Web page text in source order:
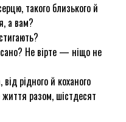
такого близького й
а вам?
Не вірте — ніщо не
рідного й коханого
разом, шістдесят